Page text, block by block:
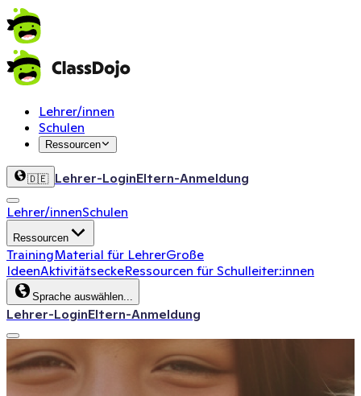
Lehrer/innen
Schulen
Ressourcen
🇩🇪 Lehrer-LoginEltern-Anmeldung
Lehrer/innenSchulen
Ressourcen
TrainingMaterial für LehrerGroße
IdeenAktivitätseckeRessourcen für Schulleiter:innen
Sprache auswählen...
Lehrer-LoginEltern-Anmeldung